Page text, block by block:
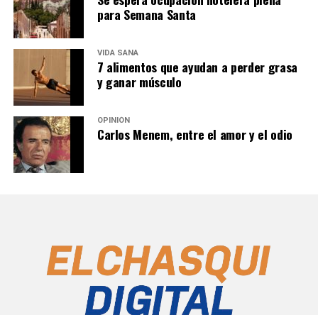
para Semana Santa
VIDA SANA
7 alimentos que ayudan a perder grasa
y ganar músculo
OPINIÓN
Carlos Menem, entre el amor y el odio